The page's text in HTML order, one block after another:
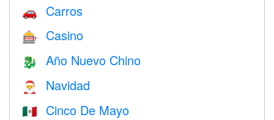
🚗 Carros
🎰 Casino
🐉 Año Nuevo Chino
🎅 Navidad
🇲🇽 Cinco De Mayo